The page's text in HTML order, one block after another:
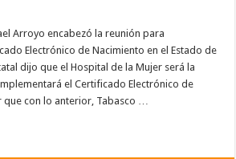
Arroyo encabezó la reunión para
Electrónico de Nacimiento en el Estado de
dijo que el Hospital de la Mujer será la
el Certificado Electrónico de
con lo anterior, Tabasco …